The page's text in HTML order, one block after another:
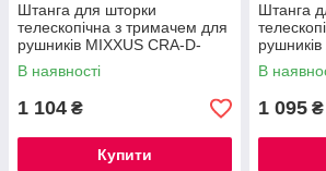
Штанга для шторки
телескопічна з тримачем для
рушників MIXXUS CRA-D-
75x125 75cm-125cm
(алюміній) (AC3588)
В наявності
1 104 ₴
Купити
Штанга
125x225
В
1 095 ₴